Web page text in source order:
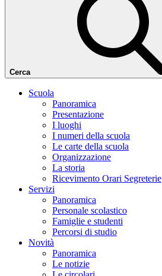
Cerca
Scuola
Panoramica
Presentazione
I luoghi
I numeri della scuola
Le carte della scuola
Organizzazione
La storia
Ricevimento Orari Segreterie
Servizi
Panoramica
Personale scolastico
Famiglie e studenti
Percorsi di studio
Novità
Panoramica
Le notizie